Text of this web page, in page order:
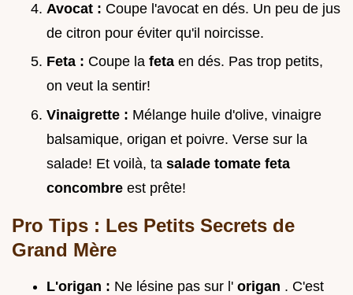
Avocat : Coupe l'avocat en dés. Un peu de jus
de citron pour éviter qu'il noircisse.
Feta : Coupe la feta en dés. Pas trop petits,
on veut la sentir!
Vinaigrette : Mélange huile d'olive, vinaigre
balsamique, origan et poivre. Verse sur la
salade! Et voilà, ta salade tomate feta
concombre est prête!
Pro Tips : Les Petits Secrets de
Grand Mère
L'origan : Ne lésine pas sur l' origan . C'est